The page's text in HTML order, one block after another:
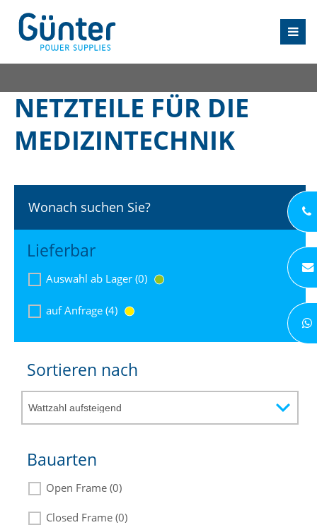
NETZTEILE FÜR DIE
MEDIZINTECHNIK
Wonach suchen Sie?
Lieferbar
Auswahl ab Lager (0)
auf Anfrage (4)
Sortieren nach
Bauarten
Open Frame (0)
Closed Frame (0)